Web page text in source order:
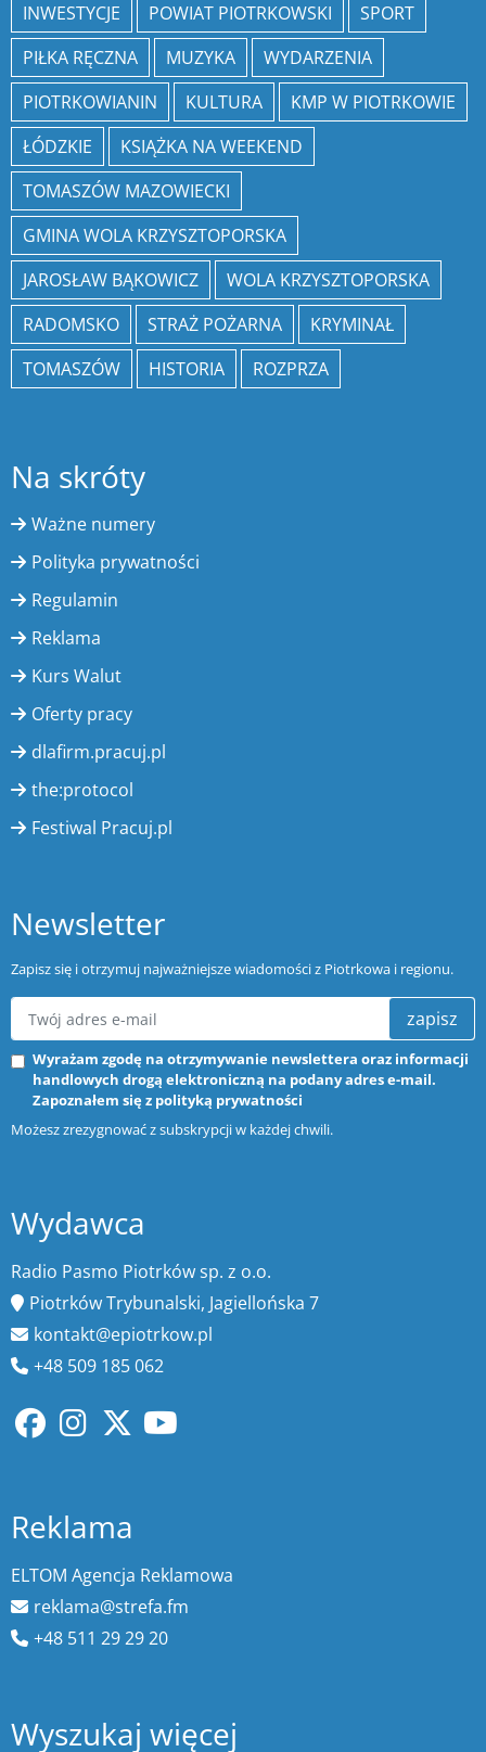
INWESTYCJE
POWIAT PIOTRKOWSKI
SPORT
PIŁKA RĘCZNA
MUZYKA
WYDARZENIA
PIOTRKOWIANIN
KULTURA
KMP W PIOTRKOWIE
ŁÓDZKIE
KSIĄŻKA NA WEEKEND
TOMASZÓW MAZOWIECKI
GMINA WOLA KRZYSZTOPORSKA
JAROSŁAW BĄKOWICZ
WOLA KRZYSZTOPORSKA
RADOMSKO
STRAŻ POŻARNA
KRYMINAŁ
TOMASZÓW
HISTORIA ROZPRZA
Na skróty
Ważne numery
Polityka prywatności
Regulamin
Reklama
Kurs Walut
Oferty pracy
dlafirm.pracuj.pl
the:protocol
Festiwal Pracuj.pl
Newsletter
Zapisz się i otrzymuj najważniejsze wiadomości z Piotrkowa i regionu.
zapisz
Wyrażam zgodę na otrzymywanie newslettera oraz informacji
handlowych drogą elektroniczną na podany adres e-mail.
Zapoznałem się z polityką prywatności
Możesz zrezygnować z subskrypcji w każdej chwili.
Wydawca
Radio Pasmo Piotrków sp. z o.o.
Piotrków Trybunalski, Jagiellońska 7
kontakt@epiotrkow.pl
+48 509 185 062
Reklama
ELTOM Agencja Reklamowa
reklama@strefa.fm
+48 511 29 29 20
Wyszukaj więcej